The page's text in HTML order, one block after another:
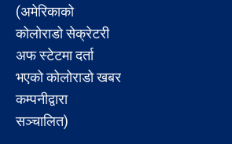
(अमेरिकाको
कोलोराडो सेक्रेटरी
अफ स्टेटमा दर्ता
भएको कोलोराडो खबर
कम्पनीद्वारा
सञ्चालित)